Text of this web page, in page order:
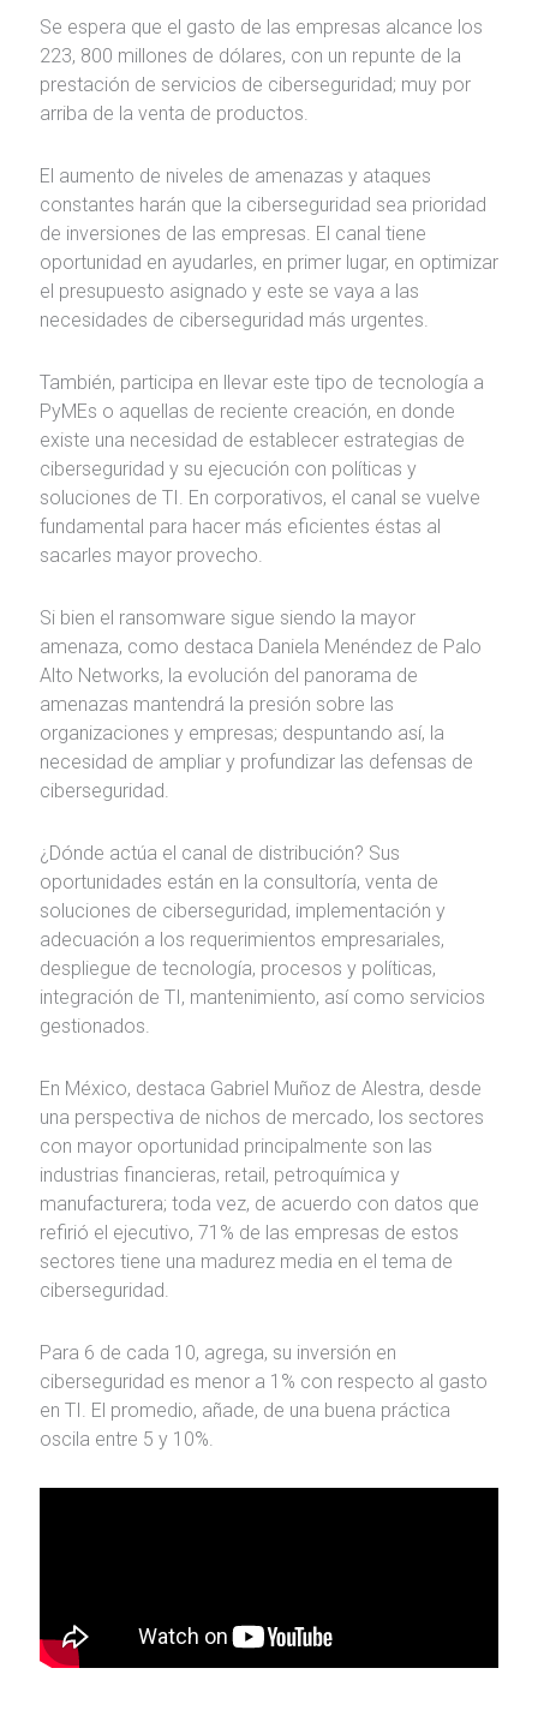
Se espera que el gasto de las empresas alcance los
223, 800 millones de dólares, con un repunte de la
prestación de servicios de ciberseguridad; muy por
arriba de la venta de productos.
El aumento de niveles de amenazas y ataques
constantes harán que la ciberseguridad sea prioridad
de inversiones de las empresas. El canal tiene
oportunidad en ayudarles, en primer lugar, en optimizar
el presupuesto asignado y este se vaya a las
necesidades de ciberseguridad más urgentes.
También, participa en llevar este tipo de tecnología a
PyMEs o aquellas de reciente creación, en donde
existe una necesidad de establecer estrategias de
ciberseguridad y su ejecución con políticas y
soluciones de TI. En corporativos, el canal se vuelve
fundamental para hacer más eficientes éstas al
sacarles mayor provecho.
Si bien el ransomware sigue siendo la mayor
amenaza, como destaca Daniela Menéndez de Palo
Alto Networks, la evolución del panorama de
amenazas mantendrá la presión sobre las
organizaciones y empresas; despuntando así, la
necesidad de ampliar y profundizar las defensas de
ciberseguridad.
¿Dónde actúa el canal de distribución? Sus
oportunidades están en la consultoría, venta de
soluciones de ciberseguridad, implementación y
adecuación a los requerimientos empresariales,
despliegue de tecnología, procesos y políticas,
integración de TI, mantenimiento, así como servicios
gestionados.
En México, destaca Gabriel Muñoz de Alestra, desde
una perspectiva de nichos de mercado, los sectores
con mayor oportunidad principalmente son las
industrias financieras, retail, petroquímica y
manufacturera; toda vez, de acuerdo con datos que
refirió el ejecutivo, 71% de las empresas de estos
sectores tiene una madurez media en el tema de
ciberseguridad.
Para 6 de cada 10, agrega, su inversión en
ciberseguridad es menor a 1% con respecto al gasto
en TI. El promedio, añade, de una buena práctica
oscila entre 5 y 10%.